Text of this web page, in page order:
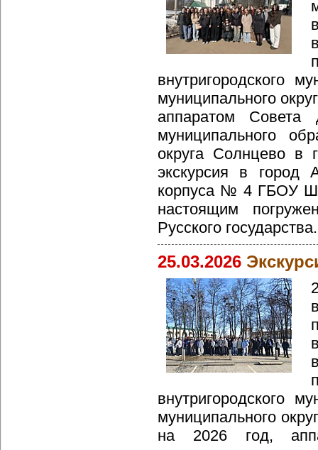
внутригородского
муниципального
аппаратом Совета
муниципального
округа Солнцево в
экскурсия в город
корпуса № 4 ГБОУ
настоящим
Русского государства.
25.03.2026
внутригородского
муниципального
на 2026 год,